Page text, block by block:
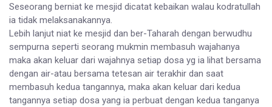
Seseorang berniat ke mesjid dicatat kebaikan walau kodratullah
ia tidak melaksanakannya.
Lebih lanjut niat ke mesjid dan ber-Taharah dengan berwudhu
sempurna seperti seorang mukmin membasuh wajahanya
maka akan keluar dari wajahnya setiap dosa yg ia lihat bersama
dengan air-atau bersama tetesan air terakhir dan saat
membasuh kedua tangannya, maka akan keluar dari kedua
tangannya setiap dosa yang ia perbuat dengan kedua tanganya